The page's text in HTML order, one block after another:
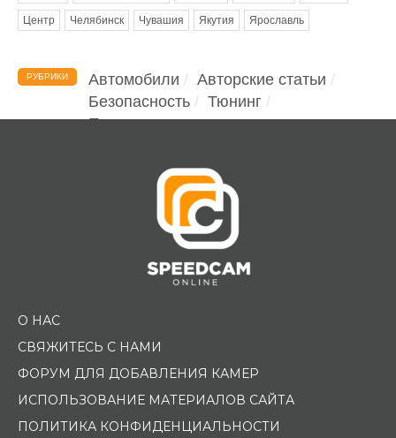
Центр Челябинск Чувашия Якутия Ярославль
РУБРИКИ Автомобили
Авторские статьи
Безопасность
Тюнинг
Помощь водителю
О НАС
СВЯЖИТЕСЬ С НАМИ
ФОРУМ ДЛЯ ДОБАВЛЕНИЯ КАМЕР
ИСПОЛЬЗОВАНИЕ МАТЕРИАЛОВ САЙТА
ПОЛИТИКА КОНФИДЕНЦИАЛЬНОСТИ